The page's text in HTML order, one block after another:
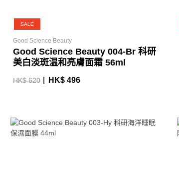
SALE
Good Science Beauty
Good Science Beauty 004-Br 科研
美白淡斑温和亮膚面霜 56ml
HK$ 620 HK$ 496